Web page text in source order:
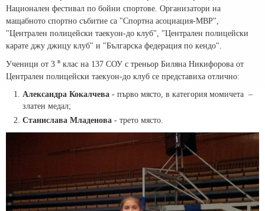
Национален фестивал по бойни спортове. Организатори на
мащабното спортно събитие са "Спортна асоциация-МВР",
"Централен полицейски таекуон-до клуб", "Централен полицейски
карате джу джицу клуб" и "Българска федерация по кендо".
Ученици от 3 в клас на 137 СОУ с треньор Биляна Никифорова от
Централен полицейски таекуон-до клуб се представиха отлично:
Александра Кокалчева - първо място, в категория момичета –
златен медал;
Станислaва Младенова - трето място.